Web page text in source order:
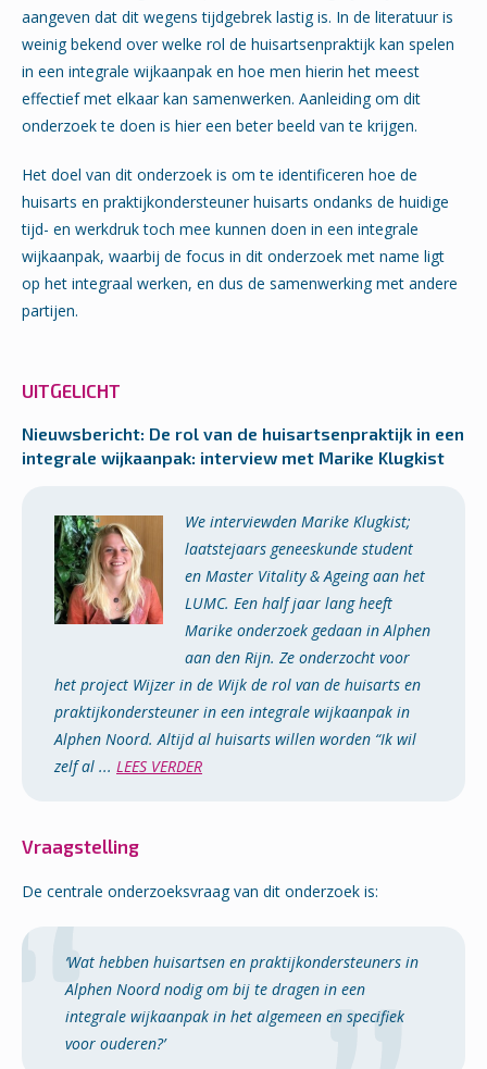
aangeven dat dit wegens tijdgebrek lastig is. In de literatuur is
weinig bekend over welke rol de huisartsenpraktijk kan spelen
in een integrale wijkaanpak en hoe men hierin het meest
effectief met elkaar kan samenwerken. Aanleiding om dit
onderzoek te doen is hier een beter beeld van te krijgen.
Het doel van dit onderzoek is om te identificeren hoe de
huisarts en praktijkondersteuner huisarts ondanks de huidige
tijd- en werkdruk toch mee kunnen doen in een integrale
wijkaanpak, waarbij de focus in dit onderzoek met name ligt
op het integraal werken, en dus de samenwerking met andere
partijen.
UITGELICHT
Nieuwsbericht: De rol van de huisartsenpraktijk in een
integrale wijkaanpak: interview met Marike Klugkist
We interviewden Marike Klugkist;
laatstejaars geneeskunde student
en Master Vitality & Ageing aan het
LUMC. Een half jaar lang heeft
Marike onderzoek gedaan in Alphen
aan den Rijn. Ze onderzocht voor
het project Wijzer in de Wijk de rol van de huisarts en
praktijkondersteuner in een integrale wijkaanpak in
Alphen Noord. Altijd al huisarts willen worden “Ik wil
zelf al ... LEES VERDER
Vraagstelling
De centrale onderzoeksvraag van dit onderzoek is:
‘Wat hebben huisartsen en praktijkondersteuners in
Alphen Noord nodig om bij te dragen in een
integrale wijkaanpak in het algemeen en specifiek
voor ouderen?’